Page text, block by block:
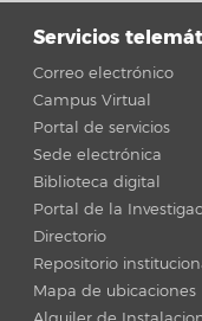
Servicios
Correo electrónico
Campus Virtual
Portal de servicios
Sede electrónica
Biblioteca digital
Portal de la
Directorio
Repositorio
Mapa de ubicaciones